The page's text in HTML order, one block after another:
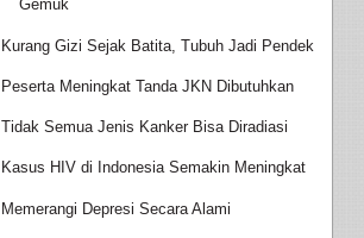
Gemuk
Kurang Gizi Sejak Batita, Tubuh Jadi Pendek
Peserta Meningkat Tanda JKN Dibutuhkan
Tidak Semua Jenis Kanker Bisa Diradiasi
Kasus HIV di Indonesia Semakin Meningkat
Memerangi Depresi Secara Alami